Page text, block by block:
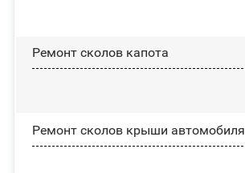
Ремонт сколов капота
Ремонт сколов крыши автомобиля